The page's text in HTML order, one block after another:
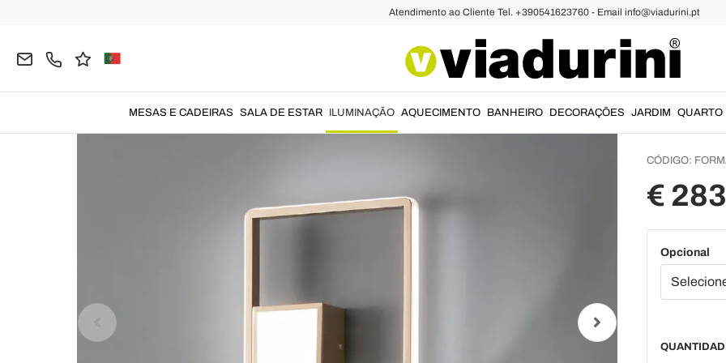
Atendimento ao Cliente Tel. +390541623760 - Email info@viadurini.pt
MESAS E CADEIRAS SALA DE ESTAR ILUMINAÇÃO AQUECIMENTO BANHEIRO DECORAÇÕES JARDIM QUARTO
CÓDIGO:
€
Opcional